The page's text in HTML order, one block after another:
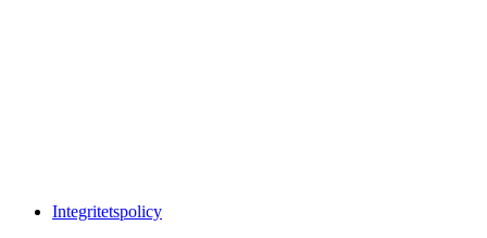
Integritetspolicy